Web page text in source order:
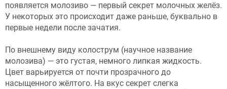
появляется молозиво — первый секрет молочных желёз.
У некоторых это происходит даже раньше, буквально в
первые недели после зачатия.
По внешнему виду колострум (научное название
молозива) — это густая, немного липкая жидкость.
Цвет варьируется от почти прозрачного до
насыщенного жёлтого. На вкус секрет слегка